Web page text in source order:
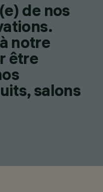
de nos
notre
être
salons